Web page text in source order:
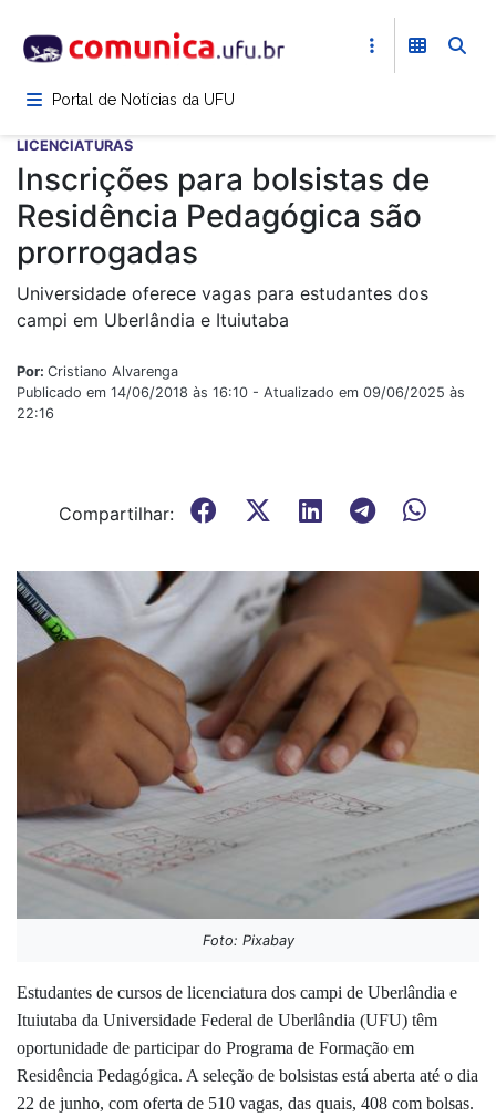
para
conteúdoPortal de Notícias da UFU
LICENCIATURAS
Inscrições para bolsistas de
Residência Pedagógica são
prorrogadas
Universidade oferece vagas para estudantes dos
campi em Uberlândia e Ituiutaba
Por: Cristiano Alvarenga
Publicado em 14/06/2018 às 16:10 - Atualizado em 09/06/2025 às
22:16
Compartilhar:
Foto: Pixabay
Estudantes de cursos de licenciatura dos campi de Uberlândia e
Ituiutaba da Universidade Federal de Uberlândia (UFU) têm
oportunidade de participar do Programa de Formação em
Residência Pedagógica. A seleção de bolsistas está aberta até o dia
22 de junho, com oferta de 510 vagas, das quais, 408 com bolsas.